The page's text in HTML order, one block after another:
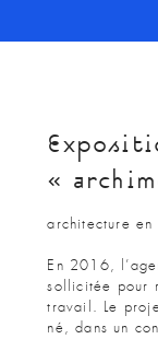
«
architecture en
En 2016,
sollicitée pour
travail. Le
né, dans un